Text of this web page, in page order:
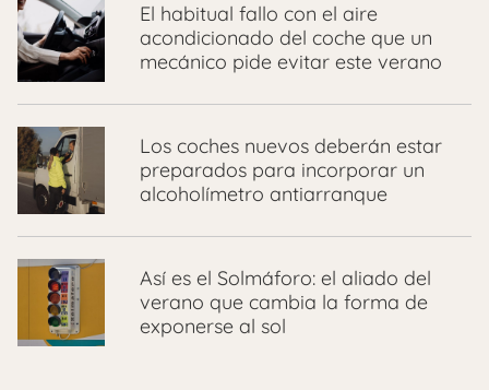
El habitual fallo con el aire
acondicionado del coche que un
mecánico pide evitar este verano
Los coches nuevos deberán estar
preparados para incorporar un
alcoholímetro antiarranque
Así es el Solmáforo: el aliado del
verano que cambia la forma de
exponerse al sol